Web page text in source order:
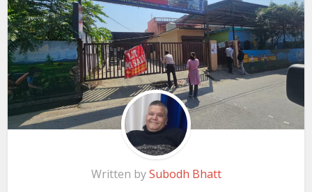
Written bySubodh Bhatt